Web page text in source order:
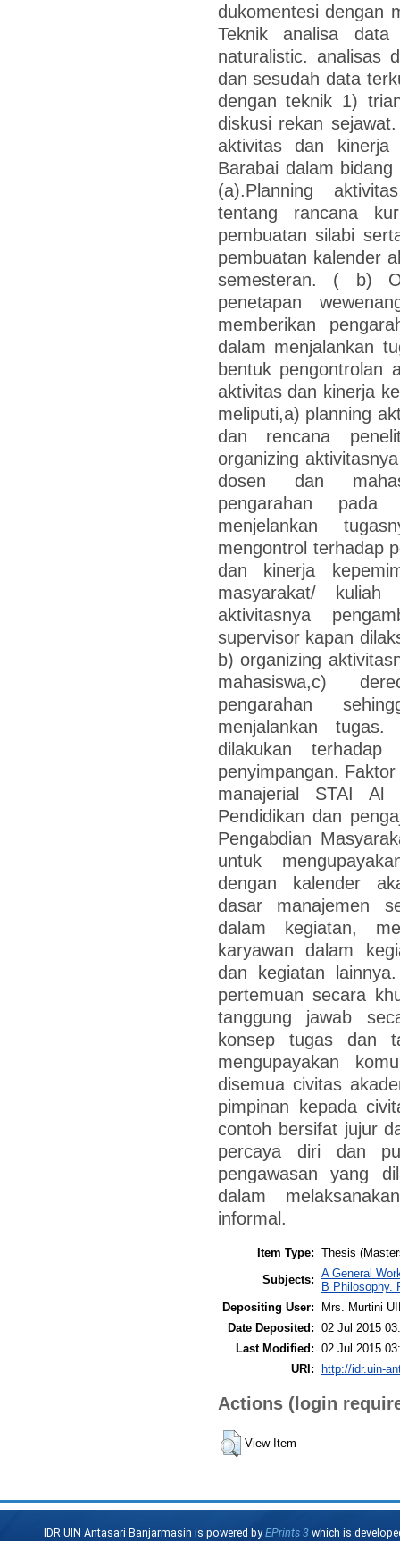
dukomentesi dengan
Teknik analisa
naturalistic. analisas
dan sesudah data
dengan teknik 1)
diskusi rekan
aktivitas dan kinerja
Barabai dalam
(a).Planning
tentang rancana
pembuatan silabi
pembuatan kalender
semesteran. ( b)
penetapan
memberikan
dalam menjalankan
bentuk pengontrolan
aktivitas dan kinerja
meliputi,a) planning
dan rencana
organizing
dosen dan
pengarahan
menjelankan
mengontrol terhadap
dan kinerja
masyarakat/
aktivitasnya
supervisor kapan
b) organizing
mahasiswa,c)
pengarahan
menjalankan
dilakukan
penyimpangan.
manajerial STAI Al
Pendidikan dan
Pengabdian
untuk
dengan kalender
dasar manajemen
dalam kegiatan,
karyawan dalam
dan kegiatan
pertemuan secara
tanggung jawab
konsep tugas dan
mengupayakan
disemua civitas
pimpinan kepada
contoh bersifat jujur
percaya diri dan
pengawasan yang
dalam
informal.
Item Type: Thesis
Subjects: A General
B Philosophy.
Depositing User:
Mrs. Murtini
Date Deposited: 02 Jul 2015
Last Modified: 02 Jul 2015
URI: http://idr.uin-
Actions (login
View Item
IDR UIN Antasari Banjarmasin is powered byEPrints 3 which is